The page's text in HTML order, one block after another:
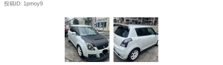
投稿ID: 1pmoy9